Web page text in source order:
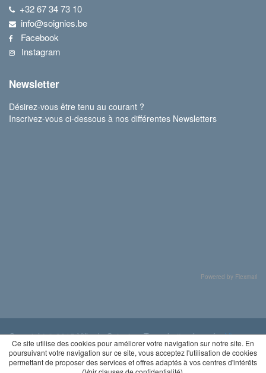
+32 67 34 73 10
info@soignies.be
Facebook
Instagram
Newsletter
Désirez-vous être tenu au courant ?
Inscrivez-vous ci-dessous à nos différentes Newsletters
Powered by Flexmail
Copyright © 2015 Ville de Soignies. Tous droits réservés.Vie
privée
Ce site utilise des cookies pour améliorer votre navigation sur notre site. En
poursuivant votre navigation sur ce site, vous acceptez l'utilisation de cookies
permettant de proposer des services et offres adaptés à vos centres d'intérêts